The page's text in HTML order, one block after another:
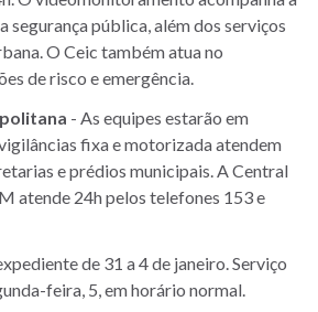
segurança pública, além dos serviços
O Ceic também atua no
de risco e emergência.
- As equipes estarão em
fixa e motorizada atendem
e prédios municipais. A Central
atende 24h pelos telefones 153 e
de 31 a 4 de janeiro. Serviço
feira, 5, em horário normal.